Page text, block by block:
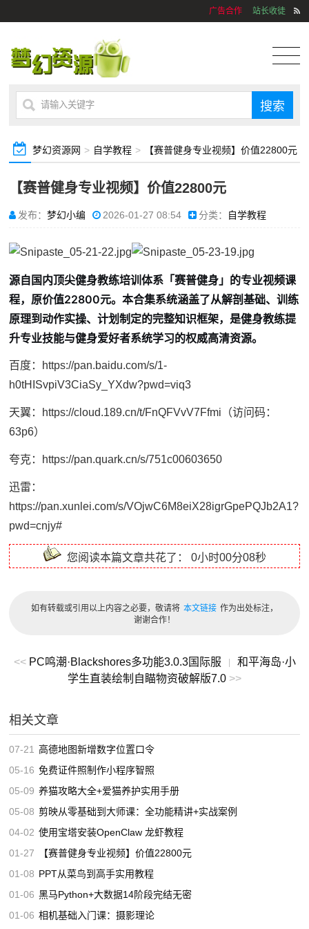
广告合作 站长收徒
梦幻资源网 > 自学教程 > 【赛普健身专业视频】价值22800元
【赛普健身专业视频】价值22800元
发布：梦幻小编 2026-01-27 08:54 分类： 自学教程
源自国内顶尖健身教练培训体系「赛普健身」的专业视频课
程，原价值22800元。本合集系统涵盖了从解剖基础、训练
原理到动作实操、计划制定的完整知识框架，是健身教练提
升专业技能与健身爱好者系统学习的权威高清资源。
百度：https://pan.baidu.com/s/1-
h0tHISvpiV3CiaSy_YXdw?pwd=viq3
天翼：https://cloud.189.cn/t/FnQFVvV7Ffmi（访问码：
63p6）
夸克：https://pan.quark.cn/s/751c00603650
迅雷：
https://pan.xunlei.com/s/VOjwC6M8eiX28igrGpePQJb2A1?
pwd=cnjy#
您阅读本篇文章共花了： 0小时00分08秒
如有转载或引用以上内容之必要，敬请将 本文链接 作为出处标注，
谢谢合作！
<< PC鸣潮·Blackshores多功能3.0.3国际服 |
和平海岛·小
学生直装绘制自瞄物资破解版7.0 >>
相关文章
07-21 高德地图新增数字位置口令
05-16 免费证件照制作小程序智照
05-09 养猫攻略大全+爱猫养护实用手册
05-08 剪映从零基础到大师课：全功能精讲+实战案例
04-02 使用宝塔安装OpenClaw 龙虾教程
01-27
【赛普健身专业视频】价值22800元
01-08 PPT从菜鸟到高手实用教程
01-06 黑马Python+大数据14阶段完结无密
01-06 相机基础入门课：摄影理论